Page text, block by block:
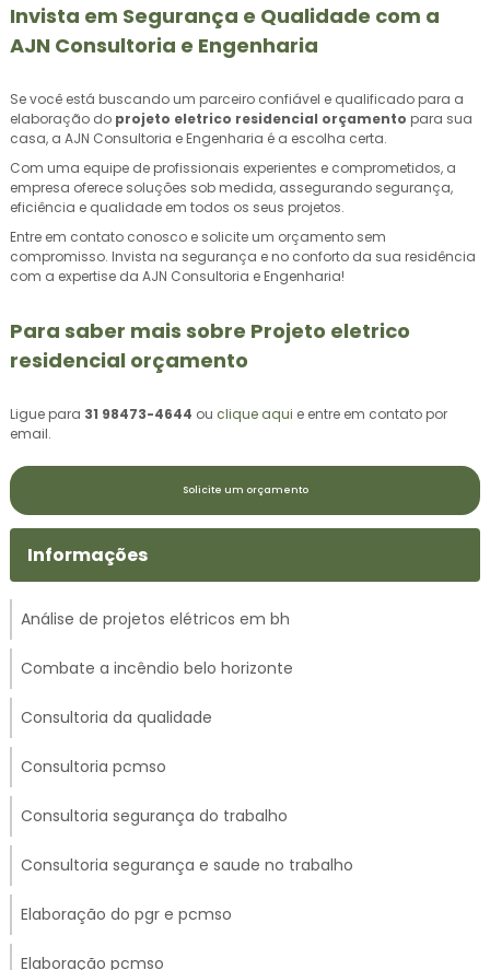
Invista em Segurança e Qualidade com a
AJN Consultoria e Engenharia
Se você está buscando um parceiro confiável e qualificado para a
elaboração do projeto eletrico residencial orçamento para sua
casa, a AJN Consultoria e Engenharia é a escolha certa.
Com uma equipe de profissionais experientes e comprometidos, a
empresa oferece soluções sob medida, assegurando segurança,
eficiência e qualidade em todos os seus projetos.
Entre em contato conosco e solicite um orçamento sem
compromisso. Invista na segurança e no conforto da sua residência
com a expertise da AJN Consultoria e Engenharia!
Para saber mais sobre Projeto eletrico
residencial orçamento
Ligue para 31 98473-4644 ou clique aqui e entre em contato por
email.
Solicite um orçamento
Informações
Análise de projetos elétricos em bh
Combate a incêndio belo horizonte
Consultoria da qualidade
Consultoria pcmso
Consultoria segurança do trabalho
Consultoria segurança e saude no trabalho
Elaboração do pgr e pcmso
Elaboração pcmso